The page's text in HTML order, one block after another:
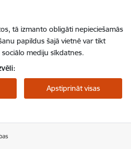
tā izmanto obligāti nepieciešamās
papildus šajā vietnē var tikt
mediju sīkdatnes.
Apstiprināt visas